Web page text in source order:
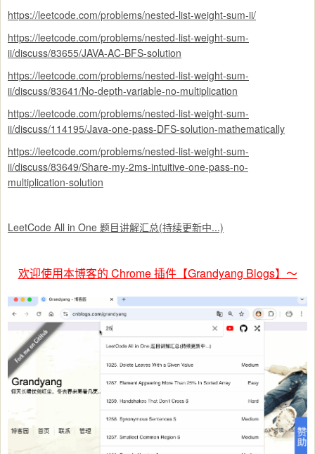
https://leetcode.com/problems/nested-list-weight-sum-ii/
https://leetcode.com/problems/nested-list-weight-sum-
ii/discuss/83655/JAVA-AC-BFS-solution
https://leetcode.com/problems/nested-list-weight-sum-
ii/discuss/83641/No-depth-variable-no-multiplication
https://leetcode.com/problems/nested-list-weight-sum-
ii/discuss/114195/Java-one-pass-DFS-solution-mathematically
https://leetcode.com/problems/nested-list-weight-sum-
ii/discuss/83649/Share-my-2ms-intuitive-one-pass-no-
multiplication-solution
LeetCode All in One 题目讲解汇总(持续更新中...)
欢迎使用本博客的 Chrome 插件【Grandyang Blogs】～